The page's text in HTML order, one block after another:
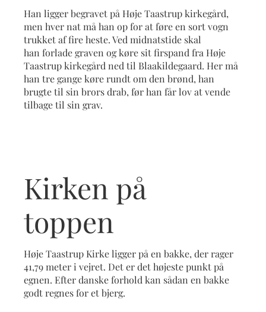
Han ligger begravet på Høje Taastrup kirkegård,
men hver nat må han op for at føre en sort vogn
trukket af fire heste. Ved midnatstide skal
han forlade graven og køre sit firspand fra Høje
Taastrup kirkegård ned til Blaakildegaard. Her må
han tre gange køre rundt om den brønd, han
brugte til sin brors drab, før han får lov at vende
tilbage til sin grav.
Kirken på
toppen
Høje Taastrup Kirke ligger på en bakke, der rager
41,79 meter i vejret. Det er det højeste punkt på
egnen. Efter danske forhold kan sådan en bakke
godt regnes for et bjerg.